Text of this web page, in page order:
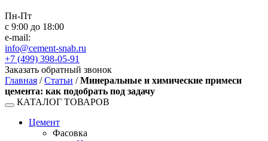
Пн-Пт
с 9:00 до 18:00
e-mail:
info@cement-snab.ru
+7 (499) 398-05-91
Заказать обратный звонок
Главная /Статьи /Минеральные и химические примеси
цемента: как подобрать под задачу
КАТАЛОГ ТОВАРОВ
Цемент
Фасовка